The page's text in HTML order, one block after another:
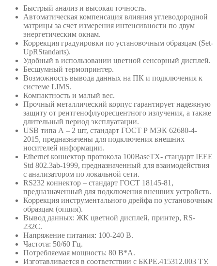
Быстрый анализ и высокая точность.
Автоматическая компенсация влияния углеводородной
матрицы за счет измерения интенсивности по двум
энергетическим окнам.
Коррекция градуировки по установочным образцам (Set-
UpRStandarts).
Удобный в использовании цветной сенсорный дисплей.
Бесшумный термопринтер.
Возможность вывода данных на ПК и подключения к
системе LIMS.
Компактность и малый вес.
Прочный металлический корпус гарантирует надежную
защиту от рентгенофлуоресцентного излучения, а также
длительный период эксплуатации.
USB типа А – 2 шт, стандарт ГОСТ Р МЭК 62680-4-
2015, предназначены для подключения внешних
носителей информации.
Ethernet коннектор протокола 100BaseTX- стандарт IEEE
Std 802.3ab-1999, предназначенный для взаимодействия
с анализатором по локальной сети.
RS232 коннектор – стандарт ГОСТ 18145-81,
предназначенный для подключения внешних устройств.
Коррекция инструментального дрейфа по установочным
образцам (опция).
Вывод данных: ЖК цветной дисплей, принтер, RS-
232C.
Напряжение питания: 100-240 В.
Частота: 50/60 Гц.
Потребляемая мощность: 80 В*А.
Изготавливается в соответствии с БКРЕ.415312.003 ТУ.